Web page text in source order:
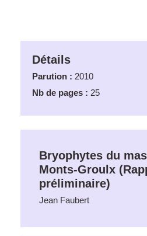
Détails
Parution : 2010
Nb de pages : 25
Bryophytes du
Monts-Groulx
préliminaire)
Jean Faubert